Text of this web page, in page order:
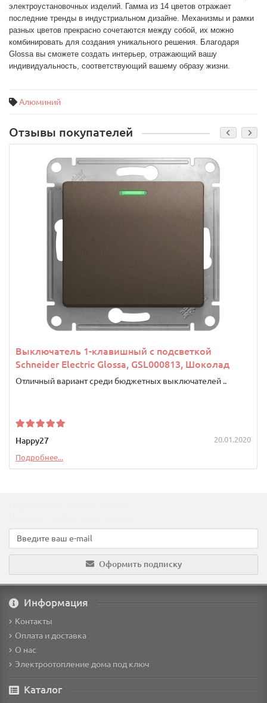
электроустановочных изделий. Гамма из 14 цветов отражает
последние тренды в индустриальном дизайне. Механизмы и рамки
разных цветов прекрасно сочетаются между собой, их можно
комбинировать для создания уникального решения. Благодаря
Glossa вы сможете создать интерьер, отражающий вашу
Алюминий
Отзывы покупателей
Выключатель 1-клавишный с подсветкой
Schneider Electric Glossa, GSL000813, Шоколад
Отличный вариант среди бюджетных выключателей ..
Happy27 20.01.2020
Подробнее...
Оформить подписку
Информация
Контакты
Оплата и доставка
О нас
Электроотопление дома под ключ
Каталог